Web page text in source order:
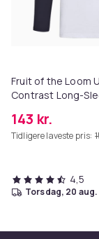
Fruit of the Loom
Contrast Long-
143 kr.
Tidligere laveste pris:
4,5
torsdag, 20 aug.